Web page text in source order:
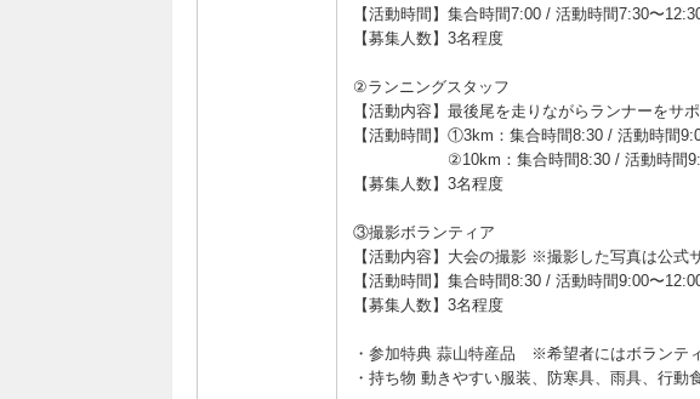
【活動時間】集合時間7:00 / 活動時間7:30〜
【募集人数】3名程度
②ランニングスタッフ
【活動内容】最後尾を走りながらランナーをサ
【活動時間】①3km：集合時間8:30 / 活動時間
②10km：集合時間8:30 / 活動時間
【募集人数】3名程度
③撮影ボランティア
【活動内容】大会の撮影 ※撮影した写真は公式
【活動時間】集合時間8:30 / 活動時間9:00〜
【募集人数】3名程度
・参加特典 蒜山特産品 ※希望者にはボランテ
・持ち物 動きやすい服装、防寒具、雨具、行動